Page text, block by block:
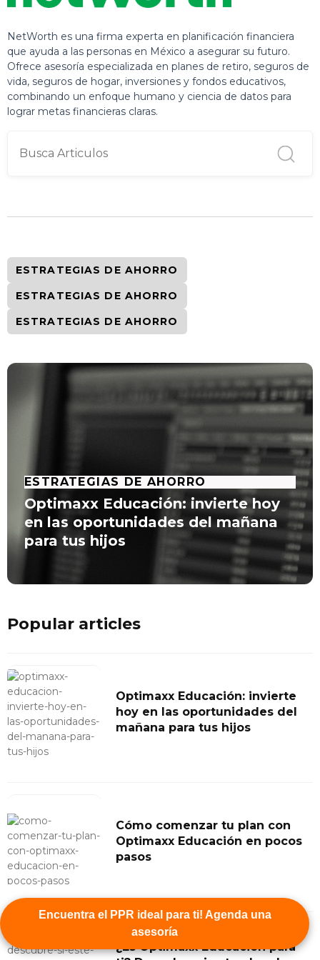
Encuentra el PPR ideal para ti! Agenda una
asesoría
NetWorth es una firma experta en planificación financiera
que ayuda a las personas en México a asegurar su futuro.
Ofrece asesoría especializada en planes de retiro, seguros de
vida, seguros de hogar, inversiones y fondos educativos,
combinando un enfoque humano y ciencia de datos para
lograr metas financieras claras.
ESTRATEGIAS DE AHORRO
ESTRATEGIAS DE AHORRO
ESTRATEGIAS DE AHORRO
ESTRATEGIAS DE AHORRO
Optimaxx Educación: invierte hoy
en las oportunidades del mañana
para tus hijos
Popular articles
Optimaxx Educación: invierte
hoy en las oportunidades del
mañana para tus hijos
Cómo comenzar tu plan con
Optimaxx Educación en pocos
pasos
¿Es Optimaxx Educación para